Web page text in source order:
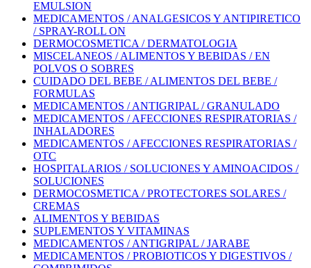
EMULSION
MEDICAMENTOS / ANALGESICOS Y ANTIPIRETICO
/ SPRAY-ROLL ON
DERMOCOSMETICA / DERMATOLOGIA
MISCELANEOS / ALIMENTOS Y BEBIDAS / EN
POLVOS O SOBRES
CUIDADO DEL BEBE / ALIMENTOS DEL BEBE /
FORMULAS
MEDICAMENTOS / ANTIGRIPAL / GRANULADO
MEDICAMENTOS / AFECCIONES RESPIRATORIAS /
INHALADORES
MEDICAMENTOS / AFECCIONES RESPIRATORIAS /
OTC
HOSPITALARIOS / SOLUCIONES Y AMINOACIDOS /
SOLUCIONES
DERMOCOSMETICA / PROTECTORES SOLARES /
CREMAS
ALIMENTOS Y BEBIDAS
SUPLEMENTOS Y VITAMINAS
MEDICAMENTOS / ANTIGRIPAL / JARABE
MEDICAMENTOS / PROBIOTICOS Y DIGESTIVOS /